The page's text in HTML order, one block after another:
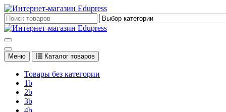
Перейти
к
содержимому
Edupress Uzbekistan, Edupress Узбекистан, книги, учебники на
Меню Каталог товаров
Товары без категории
1b
2b
3b
4b